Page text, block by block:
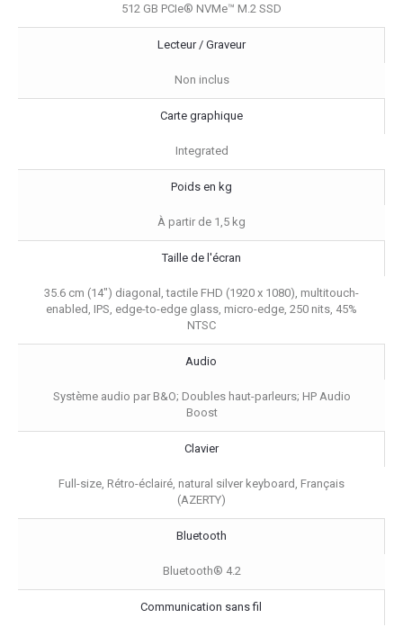
512 GB PCIe® NVMe™ M.2 SSD
Lecteur / Graveur
Non inclus
Carte graphique
Integrated
Poids en kg
À partir de 1,5 kg
Taille de l'écran
35.6 cm (14") diagonal, tactile FHD (1920 x 1080), multitouch-
enabled, IPS, edge-to-edge glass, micro-edge, 250 nits, 45%
NTSC
Audio
Système audio par B&O; Doubles haut-parleurs; HP Audio
Boost
Clavier
Full-size, Rétro-éclairé, natural silver keyboard, Français
(AZERTY)
Bluetooth
Bluetooth® 4.2
Communication sans fil